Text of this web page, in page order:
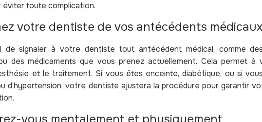
éviter toute complication.
votre dentiste de vos antécédents médicaux
de signaler à votre dentiste tout antécédent médical, comme
des médicaments que vous prenez actuellement. Cela permet
et le traitement. Si vous êtes enceinte, diabétique, ou si
d’hypertension, votre dentiste ajustera la procédure pour garantir
vous mentalement et physiquement